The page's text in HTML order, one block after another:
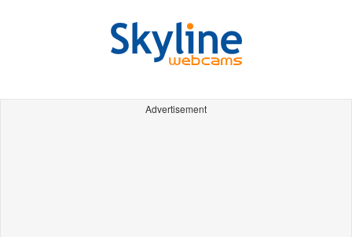
Advertisement